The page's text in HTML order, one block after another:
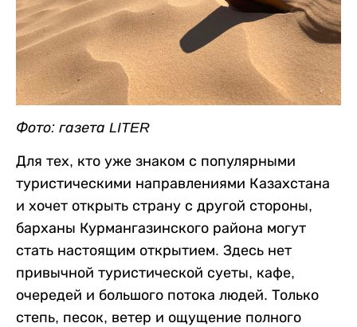
Фото: газета LITER
Для тех, кто уже знаком с популярными
туристическими направлениями Казахстана
и хочет открыть страну с другой стороны,
барханы Курмангазинского района могут
стать настоящим открытием. Здесь нет
привычной туристической суеты, кафе,
очередей и большого потока людей. Только
степь, песок, ветер и ощущение полного